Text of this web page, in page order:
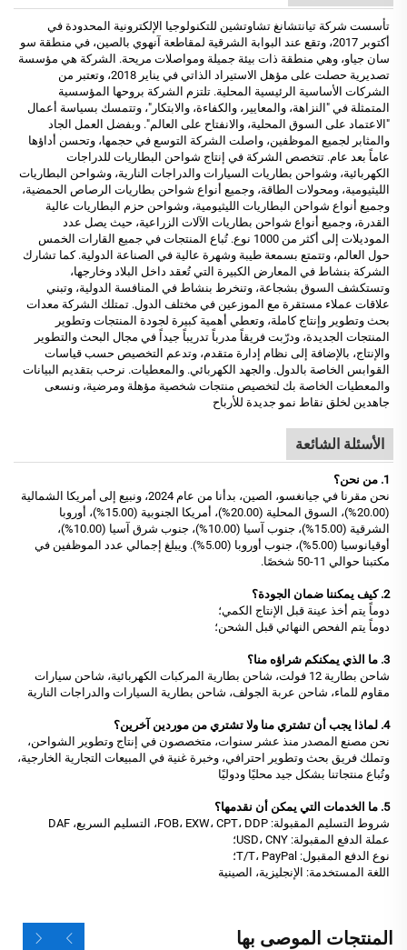
تأسست شركة تيانتشانغ تشاوتشين للتكنولوجيا الإلكترونية المحدودة في
أكتوبر 2017، وتقع عند البوابة الشرقية لمقاطعة آنهوي بالصين، في منطقة سو
سان جياو، وهي منطقة ذات بيئة جميلة ومواصلات مريحة. الشركة هي مؤسسة
تصديرية حصلت على مؤهل الاستيراد الذاتي في يناير 2018، وتعتبر من
الشركات الأساسية الرئيسية المحلية. تلتزم الشركة بروحها المؤسسية
المتمثلة في "النزاهة، والمعايير، والكفاءة، والابتكار"، وتتمسك بسياسة أعمال
"الاعتماد على السوق المحلية، والانفتاح على العالم". وبفضل العمل الجاد
والمثابر لجميع الموظفين، واصلت الشركة التوسع في حجمها، وتحسن أداؤها
عاماً بعد عام. تتخصص الشركة في إنتاج شواحن البطاريات للدراجات
الكهربائية، وشواحن بطاريات السيارات والدراجات النارية، وشواحن البطاريات
الليثيومية، ومحولات الطاقة، وجميع أنواع شواحن بطاريات الرصاص الحمضية،
وجميع أنواع شواحن البطاريات الليثيومية، وشواحن حزم البطاريات عالية
القدرة، وجميع أنواع شواحن بطاريات الآلات الزراعية، حيث يصل عدد
الموديلات إلى أكثر من 1000 نوع. تُباع المنتجات في جميع القارات الخمس
حول العالم، وتتمتع بسمعة طيبة وشهرة عالية في الصناعة الدولية. كما تشارك
الشركة بنشاط في المعارض الكبيرة التي تُعقد داخل البلاد وخارجها،
وتستكشف السوق بشجاعة، وتنخرط بنشاط في المنافسة الدولية، وتبني
علاقات عملاء مستقرة مع الموزعين في مختلف الدول. تمتلك الشركة معدات
بحث وتطوير وإنتاج كاملة، وتعطي أهمية كبيرة لجودة المنتجات وتطوير
المنتجات الجديدة، ودرّبت فريقاً مدرباً تدريباً جيداً في مجال البحث والتطوير
والإنتاج، بالإضافة إلى نظام إدارة متقدم، وتدعم التخصيص حسب قياسات
القوابس الخاصة بالدول. والجهد الكهربائي. والمعطيات. نرحب بتقديم البيانات
والمعطيات الخاصة بك لتخصيص منتجات شخصية مؤهلة ومرضية، ونسعى
جاهدين لخلق نقاط نمو جديدة للأرباح
الأسئلة الشائعة
1. من نحن؟
نحن مقرنا في جيانغسو، الصين، بدأنا من عام 2024، ونبيع إلى أمريكا الشمالية
(20.00%)، السوق المحلية (20.00%)، أمريكا الجنوبية (15.00%)، أوروبا
الشرقية (15.00%)، جنوب آسيا (10.00%)، جنوب شرق آسيا (10.00%)،
أوقيانوسيا (5.00%)، جنوب أوروبا (5.00%). ويبلغ إجمالي عدد الموظفين في
مكتبنا حوالي 11-50 شخصًا.
2. كيف يمكننا ضمان الجودة؟
دوماً يتم أخذ عينة قبل الإنتاج الكمي؛
دوماً يتم الفحص النهائي قبل الشحن؛
3. ما الذي يمكنكم شراؤه منا؟
شاحن بطارية 12 فولت، شاحن بطارية المركبات الكهربائية، شاحن سيارات
مقاوم للماء، شاحن عربة الجولف، شاحن بطارية السيارات والدراجات النارية
4. لماذا يجب أن تشتري منا ولا تشتري من موردين آخرين؟
نحن مصنع المصدر منذ عشر سنوات، متخصصون في إنتاج وتطوير الشواحن،
وتملك فريق بحث وتطوير احترافي، وخبرة غنية في المبيعات التجارية الخارجية،
وتُباع منتجاتنا بشكل جيد محليًا ودوليًا
5. ما الخدمات التي يمكن أن نقدمها؟
شروط التسليم المقبولة: FOB، EXW، CPT، DDP، التسليم السريع، DAF
عملة الدفع المقبولة: USD، CNY؛
نوع الدفع المقبول: T/T، PayPal؛
اللغة المستخدمة: الإنجليزية، الصينية
المنتجات الموصى بها